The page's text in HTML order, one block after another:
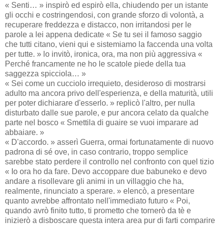
« Senti… » inspirò ed espirò ella, chiudendo per un istante
gli occhi e costringendosi, con grande sforzo di volontà, a
recuperare freddezza e distacco, non irritandosi per le
parole a lei appena dedicate « Se tu sei il famoso saggio
che tutti citano, vieni qui e sistemiamo la faccenda una volta
per tutte. » lo invitò, ironica, ora, ma non più aggressiva «
Perché francamente ne ho le scatole piede della tua
saggezza spicciola… »
« Sei come un cucciolo irrequieto, desideroso di mostrarsi
adulto ma ancora privo dell'esperienza, e della maturità, utili
per poter dichiarare d'esserlo. » replicò l'altro, per nulla
disturbato dalle sue parole, e pur ancora celato da qualche
parte nel bosco « Smettila di guaire se vuoi imparare ad
abbaiare. »
« D'accordo. » asserì Guerra, ormai fortunatamente di nuovo
padrona di sé ove, in caso contrario, troppo semplice
sarebbe stato perdere il controllo nel confronto con quel tizio
« Io ora ho da fare. Devo accoppare due babuneko e devo
andare a risollevare gli animi in un villaggio che ha,
realmente, rinunciato a sperare. » elencò, a presentare
quanto avrebbe affrontato nell'immediato futuro « Poi,
quando avrò finito tutto, ti prometto che tornerò da tè e
inizierò a disboscare questa intera area pur di farti comparire